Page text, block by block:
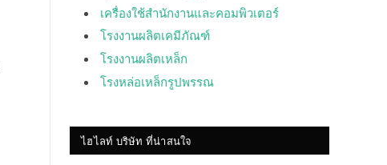
เครื่องใช้สำนักงานและคอมพิวเตอร์
โรงงานผลิตเคมีภัณฑ์
โรงงานผลิตเหล็ก
โรงหล่อเหล็กรูปพรรณ
ไฮไลท์ บริษัท ที่น่าสนใจ